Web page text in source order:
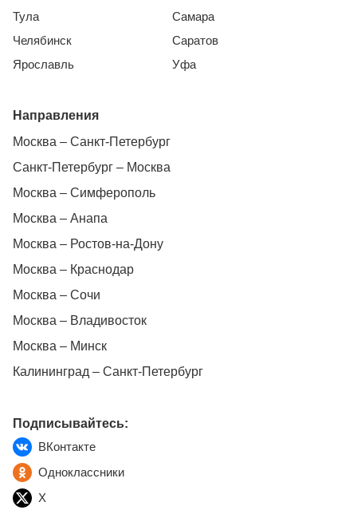
Тула
Челябинск
Ярославль
Самара
Саратов
Уфа
Направления
Москва – Санкт-Петербург
Санкт-Петербург – Москва
Москва – Симферополь
Москва – Анапа
Москва – Ростов-на-Дону
Москва – Краснодар
Москва – Сочи
Москва – Владивосток
Москва – Минск
Калининград – Санкт-Петербург
Подписывайтесь:
ВКонтакте
Одноклассники
X